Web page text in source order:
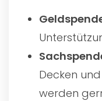
Decken
werden